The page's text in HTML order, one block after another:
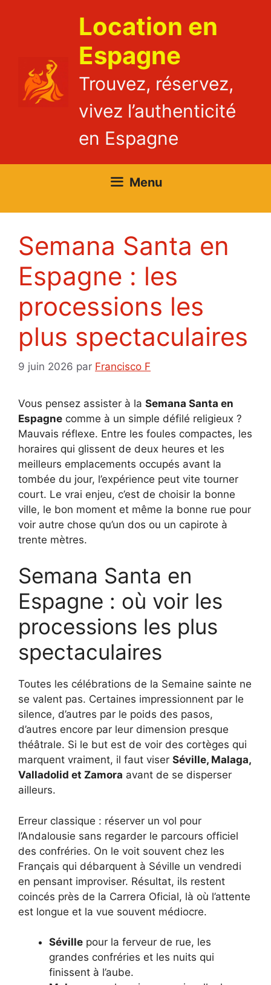
Location en
Espagne
Trouvez, réservez,
vivez l’authenticité
en Espagne
Menu
Semana Santa en
Espagne : les
processions les
plus spectaculaires
9 juin 2026 par Francisco F
Vous pensez assister à la Semana Santa en
Espagne comme à un simple défilé religieux ?
Mauvais réflexe. Entre les foules compactes, les
horaires qui glissent de deux heures et les
meilleurs emplacements occupés avant la
tombée du jour, l’expérience peut vite tourner
court. Le vrai enjeu, c’est de choisir la bonne
ville, le bon moment et même la bonne rue pour
voir autre chose qu’un dos ou un capirote à
trente mètres.
Semana Santa en
Espagne : où voir les
processions les plus
spectaculaires
Toutes les célébrations de la Semaine sainte ne
se valent pas. Certaines impressionnent par le
silence, d’autres par le poids des pasos,
d’autres encore par leur dimension presque
théâtrale. Si le but est de voir des cortèges qui
marquent vraiment, il faut viser Séville, Malaga,
Valladolid et Zamora avant de se disperser
ailleurs.
Erreur classique : réserver un vol pour
l’Andalousie sans regarder le parcours officiel
des confréries. On le voit souvent chez les
Français qui débarquent à Séville un vendredi
en pensant improviser. Résultat, ils restent
coincés près de la Carrera Oficial, là où l’attente
est longue et la vue souvent médiocre.
Séville pour la ferveur de rue, les
grandes confréries et les nuits qui
finissent à l’aube.